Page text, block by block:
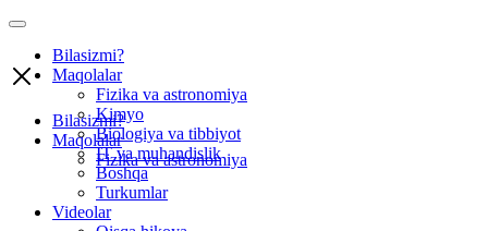
Bilasizmi?
Maqolalar
Fizika va astronomiya
Kimyo
Biologiya va tibbiyot
IT va muhandislik
Boshqa
Turkumlar
Videolar
Bilasizmi?
Maqolalar
Fizika va astronomiya